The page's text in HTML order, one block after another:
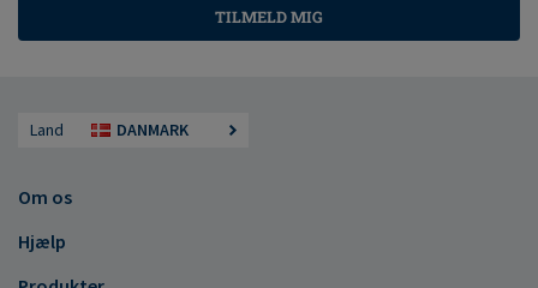
TILMELD MIG
Land DANMARK
Om os
Hjælp